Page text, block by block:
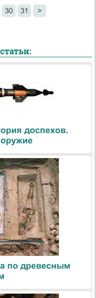
30 31 >
доспехов.
по древесным